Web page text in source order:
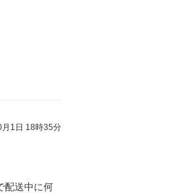
1日 18時35分
配送中に何